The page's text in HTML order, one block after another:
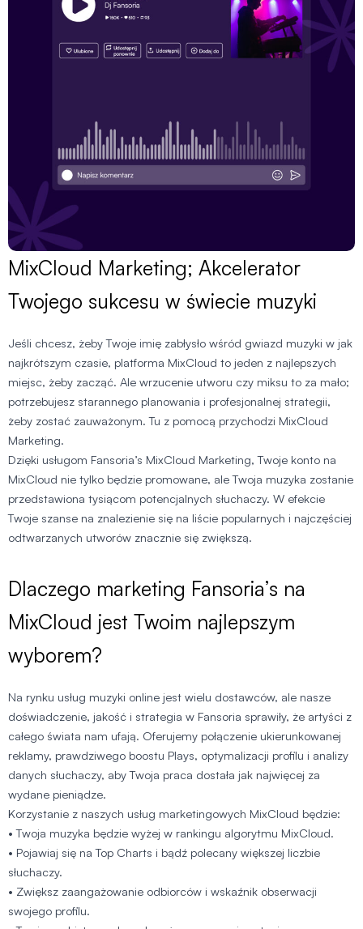
MixCloud Marketing; Akcelerator
Twojego sukcesu w świecie muzyki
Jeśli chcesz, żeby Twoje imię zabłysło wśród gwiazd muzyki w jak
najkrótszym czasie, platforma MixCloud to jeden z najlepszych
miejsc, żeby zacząć. Ale wrzucenie utworu czy miksu to za mało;
potrzebujesz starannego planowania i profesjonalnej strategii,
żeby zostać zauważonym. Tu z pomocą przychodzi MixCloud
Marketing.
Dzięki usługom Fansoria’s MixCloud Marketing, Twoje konto na
MixCloud nie tylko będzie promowane, ale Twoja muzyka zostanie
przedstawiona tysiącom potencjalnych słuchaczy. W efekcie
Twoje szanse na znalezienie się na liście popularnych i najczęściej
odtwarzanych utworów znacznie się zwiększą.
Dlaczego marketing Fansoria’s na
MixCloud jest Twoim najlepszym
wyborem?
Na rynku usług muzyki online jest wielu dostawców, ale nasze
doświadczenie, jakość i strategia w Fansoria sprawiły, że artyści z
całego świata nam ufają. Oferujemy połączenie ukierunkowanej
reklamy, prawdziwego boostu Plays, optymalizacji profilu i analizy
danych słuchaczy, aby Twoja praca dostała jak najwięcej za
wydane pieniądze.
Korzystanie z naszych usług marketingowych MixCloud będzie:
• Twoja muzyka będzie wyżej w rankingu algorytmu MixCloud.
• Pojawiaj się na Top Charts i bądź polecany większej liczbie
słuchaczy.
• Zwiększ zaangażowanie odbiorców i wskaźnik obserwacji
swojego profilu.